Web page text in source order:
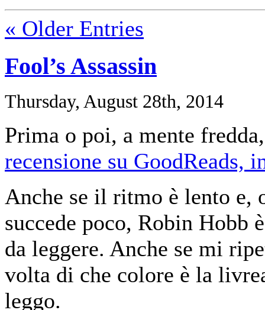
« Older Entries
Fool’s Assassin
Thursday, August 28th, 2014
Prima o poi, a mente
recensione su GoodReads,
Anche se il ritmo è lento e,
succede poco, Robin Hobb
da leggere. Anche se mi
volta di che colore è la
leggo.